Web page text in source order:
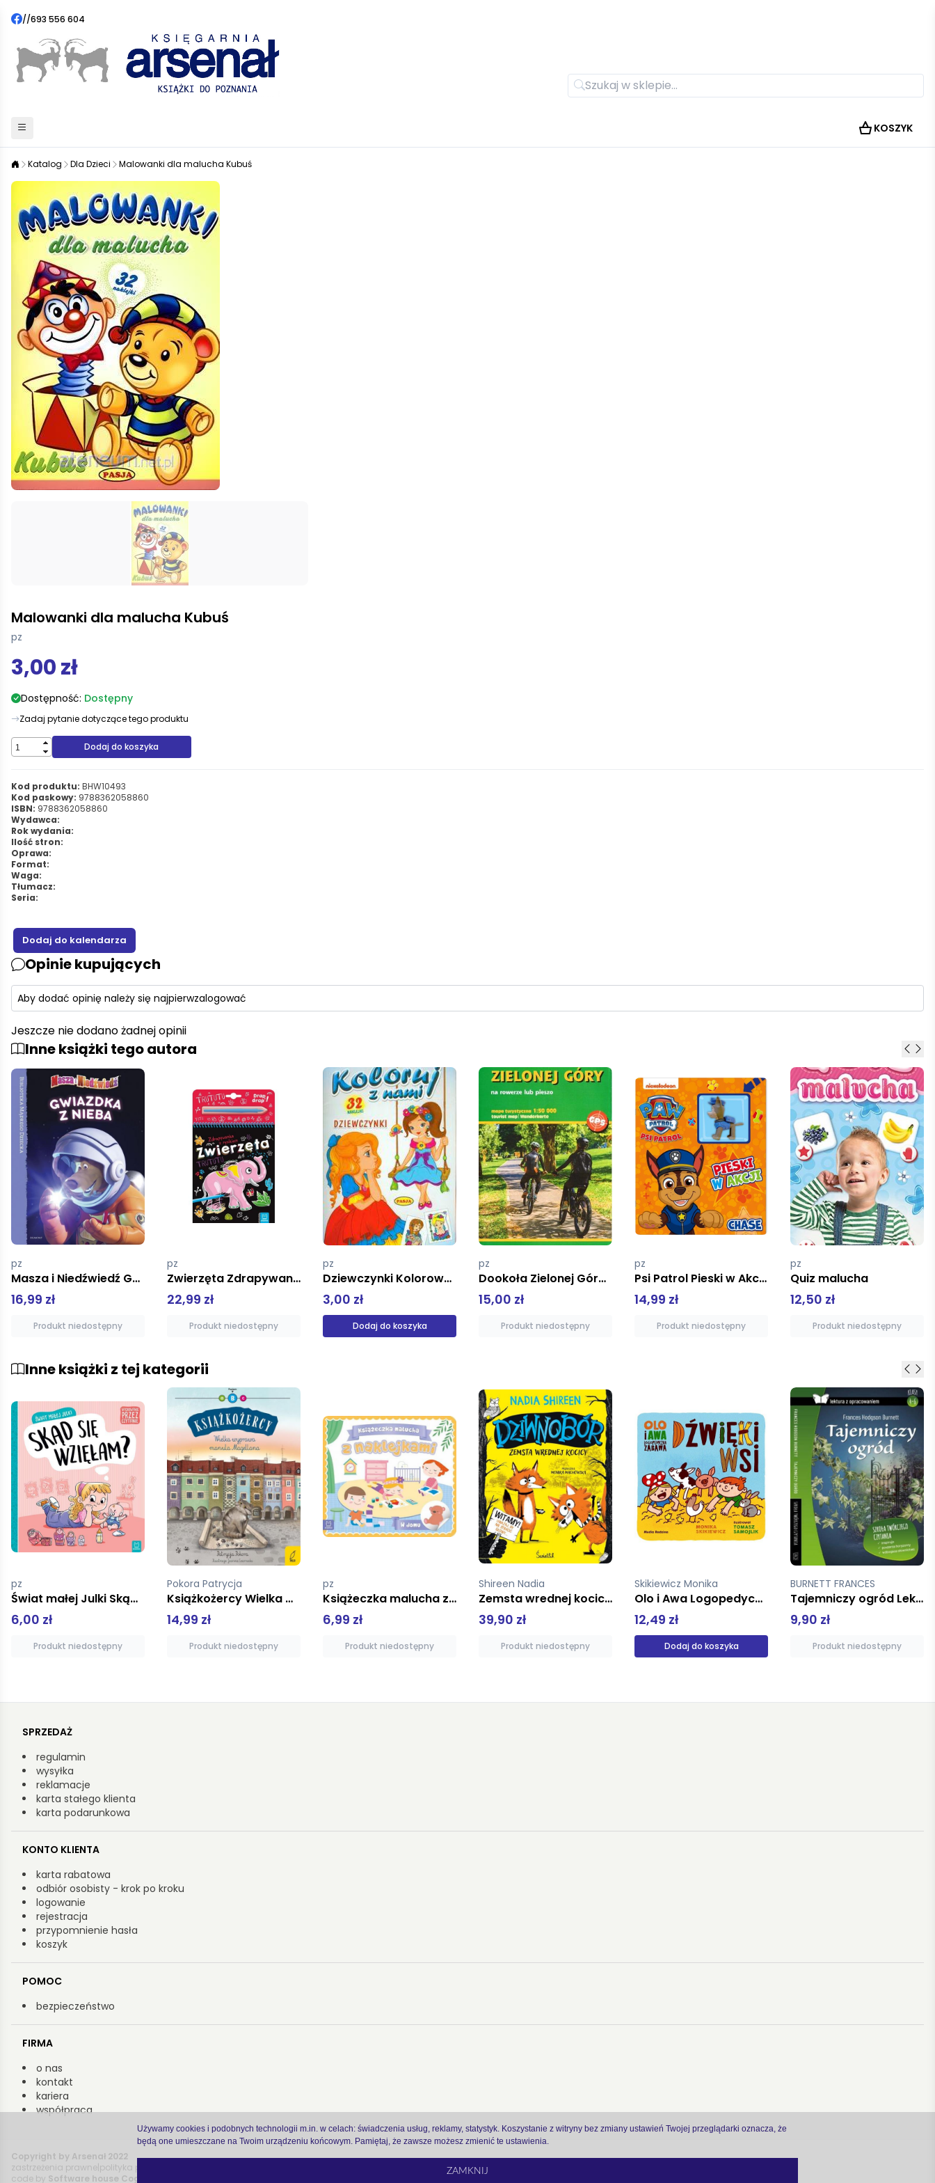
Używamy cookies i podobnych technologii m.in. w celach: świadczenia usług, reklamy, statystyk. Koszystanie z witryny bez zmiany ustawień Twojej przeglądarki oznacza, że
będą one umieszczane na Twoim urządzeniu końcowym. Pamiętaj, że zawsze możesz zmienić te ustawienia.
ZAMKNIJ
//693 556 604
KOSZYK
Katalog Dla Dzieci Malowanki dla malucha Kubuś
Malowanki dla malucha Kubuś
pz
3,00 zł
Dostępność: Dostępny
Zadaj pytanie dotyczące tego produktu
Dodaj do koszyka
Kod produktu: BHW10493
Kod paskowy: 9788362058860
ISBN: 9788362058860
Wydawca:
Rok wydania:
Ilość stron:
Oprawa:
Format:
Waga:
Tłumacz:
Seria:
Opinie kupujących
Aby dodać opinię należy się najpierwzalogować
Jeszcze nie dodano żadnej opinii
Inne książki tego autora
pz
Zwierzęta Zdrapywanka z rysikiem
22,99 zł
Produkt niedostępny
pz
Dziewczynki Kolorowanka
3,00 zł
Dodaj do koszyka
pz
Dookoła Zielonej Góry na rowerze lub pieszo 1:50 000
15,00 zł
Produkt niedostępny
pz
Psi Patrol Pieski w Akcji Chase
14,99 zł
Produkt niedostępny
pz
Quiz malucha
12,50 zł
Produkt niedostępny
pz
Dzikie zwierzęta
24,99 zł
Produkt niedostępny
Inne książki z tej kategorii
Pokora Patrycja
Książkożercy Wielka wyprawa manula Magellana
14,99 zł
Produkt niedostępny
pz
6,99 zł
Produkt niedostępny
Shireen Nadia
Zemsta wrednej kocicy Dziwnobór Tom 1
39,90 zł
Produkt niedostępny
Skikiewicz Monika
Olo i Awa Logopedyczna zabawa Dźwięki wsi
12,49 zł
Dodaj do koszyka
BURNETT FRANCES
Tajemniczy ogród Lektura z opracowaniem
9,90 zł
Produkt niedostępny
Smatana Simona
Pszczelarz Józek
46,00 zł
Dodaj do koszyka
SPRZEDAŻ
regulamin
wysyłka
reklamacje
karta stałego klienta
karta podarunkowa
KONTO KLIENTA
karta rabatowa
odbiór osobisty - krok po kroku
logowanie
rejestracja
przypomnienie hasła
koszyk
POMOC
bezpieczeństwo
FIRMA
o nas
kontakt
kariera
współpraca
Copyright by Arsenał 2022
zastrzeżenia prawne polityka prywatności
code by Software house Cogitech